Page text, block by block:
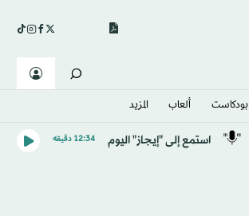
بودكاست ألعاب المزيد
استمع إلى "إيجاز" اليوم 12:34 دقيقه